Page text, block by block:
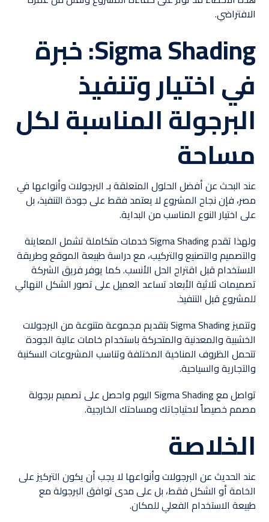
الافتراضي.
Sigma Shading: خبرة
في اختيار وتنفيذ
البرجولة المناسبة لكل
مساحة
عند البحث عن أفضل الحلول المتعلقة بـ البرجولات وأنواعها في
مصر، فإن نجاح المشروع لا يعتمد فقط على جودة التنفيذ، بل
على اختيار النوع المناسب من البداية.
ولهذا تقدم Sigma Shading خدمات متكاملة تشمل المعاينة
والتصميم والتصنيع والتركيب، مع دراسة طبيعة الموقع وطريقة
الاستخدام قبل اقتراح الحل الأنسب. كما يوفر فريق الشركة
تصميمات ثلاثية الأبعاد تساعد العميل على تصور الشكل النهائي
للمشروع قبل التنفيذ.
وتتميز Sigma Shading بتقديم مجموعة متنوعة من البرجولات
الخشبية والمعدنية والمتحركة باستخدام خامات عالية الجودة
تتحمل الظروف المناخية المختلفة وتناسب المشروعات السكنية
والتجارية والسياحية.
تواصل مع Sigma Shading اليوم واحصل على تصميم برجولة
مصمم خصيصاً لاحتياجاتك ومساحتك الخارجية.
الخلاصة
عند الحديث عن البرجولات وأنواعها لا يجب أن يكون التركيز على
الخامة أو الشكل فقط، بل على مدى توافق البرجولة مع
طبيعة الاستخدام الفعلي للمكان.